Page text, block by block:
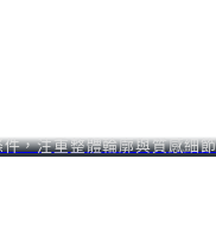
，注重整體輪廓與質感細